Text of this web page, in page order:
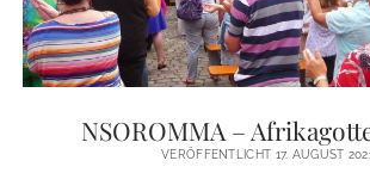
12
NSOROMMA –
VERÖFFENTLICHT 17. AUGUST